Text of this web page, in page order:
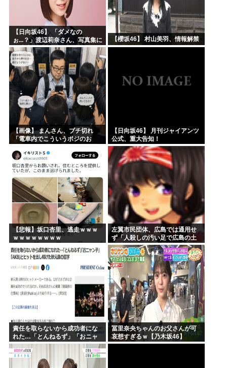
【日向坂46】 「ダメなの
ぉ...？」渡辺莉奈さん、写真集に
興味津々
【櫻坂46】 村山美羽、情報解禁
【画像】 まんさん、ブチ切れ
「電車内でこういうポジのお
【日向坂46】 月刊ジャイアンツ
公式、重大告知！
【悲報】坂口杏里、逃走ｗｗｗ
ｗｗｗｗｗｗｗｗ
左翼市民団体、広島では通用せ
ず「人殺しの汚い足で広島の土
を踏むな！」→広島県民「お前
らの方が汚いんじゃ！」「ワシ
らが広島県民じゃ」
責任を取らないから成功者にな
れた…「とんねるず」「おニャ
ン子」「AKB」とヒットを出し
続けた秋元康の哲学！！！
冨里奈央ちゃんのお父さんが可
哀想すぎるｗ【乃木坂46】